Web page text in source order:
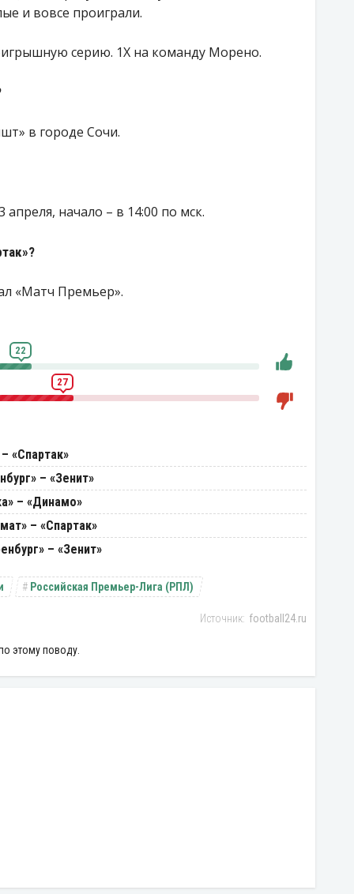
и вовсе проиграли.
серию. 1X на команду Морено.
в городе Сочи.
начало – в 14:00 по мск.
«Матч Премьер».
22
27
«Спартак»
– «Зенит»
– «Динамо»
– «Спартак»
– «Зенит»
Российская Премьер-Лига (РПЛ)
football24.ru
этому поводу.